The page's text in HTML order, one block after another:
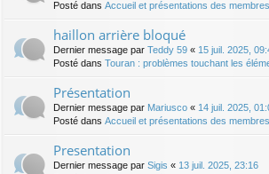
Posté dans Accueil et présentations des
haillon arrière bloqué
Dernier message par Teddy 59 « 15 juil. 2025,
Posté dans Touran : problèmes touchant les
Présentation
Dernier message par Mariusco « 14 juil. 2025,
Posté dans Accueil et présentations des
Presentation
Dernier message par Sigis « 13 juil. 2025, 23:16